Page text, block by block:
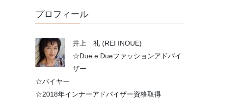
プロフィール
井上 礼 (REI INOUE)
☆Due e Dueファッションアドバイ
ザー
☆バイヤー
☆2018年インナーアドバイザー資格取得